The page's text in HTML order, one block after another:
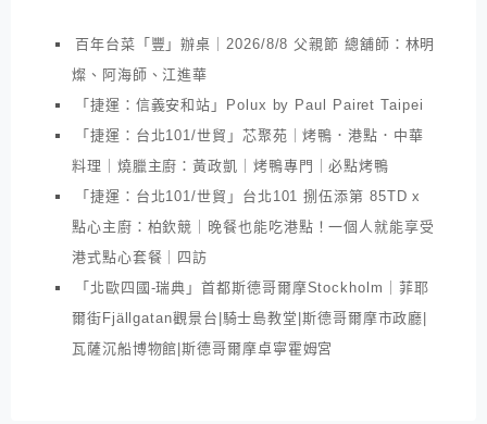
百年台菜「豐」辦桌｜2026/8/8 父親節 總舖師：林明
燦、阿海師、江進華
「捷運：信義安和站」Polux by Paul Pairet Taipei
「捷運：台北101/世貿」芯聚苑｜烤鴨．港點．中華
料理｜燒臘主廚：黃政凱｜烤鴨專門｜必點烤鴨
「捷運：台北101/世貿」台北101 捌伍添第 85TD x
點心主廚：柏欽競｜晚餐也能吃港點！一個人就能享受
港式點心套餐｜四訪
「北歐四國-瑞典」首都斯德哥爾摩Stockholm｜菲耶
爾街Fjällgatan觀景台|騎士島教堂|斯德哥爾摩市政廳|
瓦薩沉船博物館|斯德哥爾摩卓寧霍姆宮